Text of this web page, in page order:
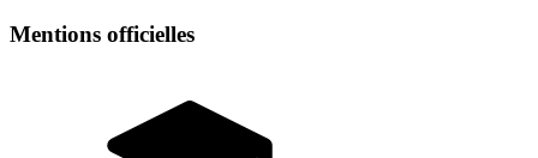
Mentions officielles